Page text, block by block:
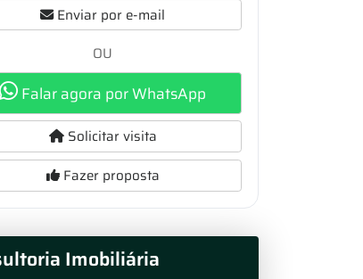
Enviar por e-mail
OU
Falar agora por WhatsApp
Solicitar visita
Fazer proposta
Imobiliária